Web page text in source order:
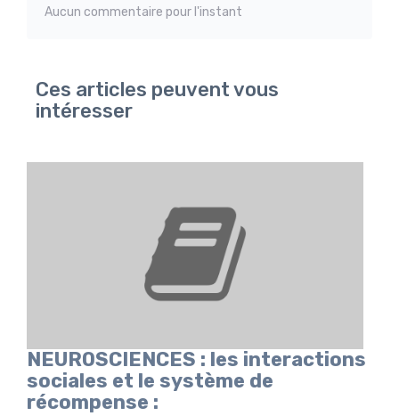
Aucun commentaire pour l'instant
Ces articles peuvent vous
intéresser
NEUROSCIENCES : les interactions
sociales et le système de
récompense :